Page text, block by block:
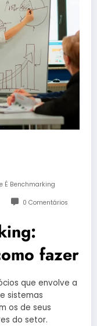
É Benchmarking
0 Comentários
fazer
que envolve a
sistemas
os de seus
do setor.